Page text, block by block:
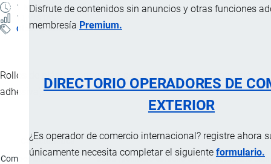
Disfrute de contenidos sin anuncios y otras funciones
membresía Premium.
DIRECTORIO OPERADORES DE
EXTERIOR
¿Es operador de comercio internacional? registre ahora
únicamente necesita completar el siguiente formulario.
1 MINUTO
11 VISTAS
Clasificación Arancelaria
Rollos de plástico amarillo + pegamento resina (preparación
adhesiva).
Característica
Composición
SEBS (polímero estireno etileno butadieno